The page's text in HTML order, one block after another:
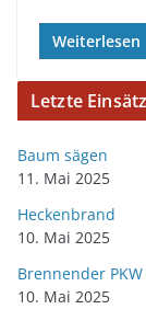
Weiterlesen
Letzte
Baum sägen
11. Mai 2025
Heckenbrand
10. Mai 2025
Brennender PKW
10. Mai 2025